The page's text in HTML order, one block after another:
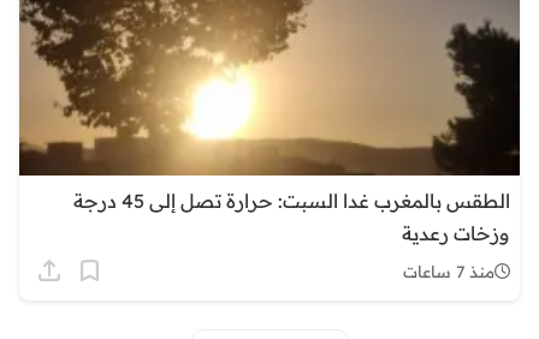
الطقس بالمغرب غدا السبت: حرارة تصل إلى 45 درجة
وزخات رعدية
منذ 7 ساعات